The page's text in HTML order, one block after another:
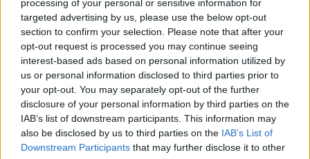
processing of your personal or sensitive information for
targeted advertising by us, please use the below opt-out
section to confirm your selection. Please note that after your
opt-out request is processed you may continue seeing
interest-based ads based on personal information utilized by
us or personal information disclosed to third parties prior to
your opt-out. You may separately opt-out of the further
disclosure of your personal information by third parties on the
IAB’s list of downstream participants. This information may
also be disclosed by us to third parties on the IAB’s List of
Downstream Participants that may further disclose it to other
Περισσότερα από το
Συναγερμός από τον ΕΦΕΤ –
Ανακαλεί καραμέλες-ζελεδάκια
με THC και CBD
06/08/26|16:18